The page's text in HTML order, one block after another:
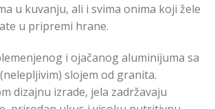
u kuvanju, ali i svima onima koji žele
u pripremi hrane.
i ojačanog aluminijuma sa
slojem od granita.
dizajnu izrade, jela zadržavaju